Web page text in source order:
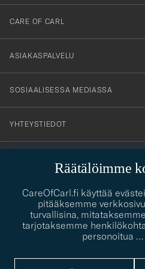
Räätälöimme
CareOfCarl.fi käyttää
pitääksemme
turvallisina,
tarjotaksemme
personoitua …
dig
till
vårt
nyhetsbrev!
CARE OF CARL
ASIAKASPALVELU
SOSIAALISESSA MEDIASSA
YHTEYSTIEDOT
PUKEUTUMISNEUVONTA
Kaipaatko apua oman tyylisi
mielellämme!
PUKEUTUMISNEUVONTA